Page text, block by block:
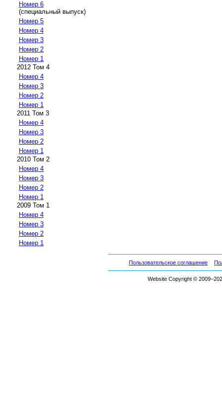
Номер 6
(специальный выпуск)
Номер 5
Номер 4
Номер 3
Номер 2
Номер 1
2012 Том 4
Номер 4
Номер 3
Номер 2
Номер 1
2011 Том 3
Номер 4
Номер 3
Номер 2
Номер 1
2010 Том 2
Номер 4
Номер 3
Номер 2
Номер 1
2009 Том 1
Номер 4
Номер 3
Номер 2
Номер 1
Пользовательское соглашение
Website Copyright ©